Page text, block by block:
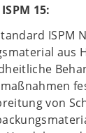
15:
ISPM
aus
von